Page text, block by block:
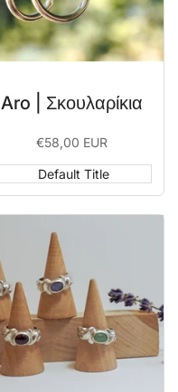
Aro | Σκουλαρίκια
Sale
price
€58,00 EUR
Default Title